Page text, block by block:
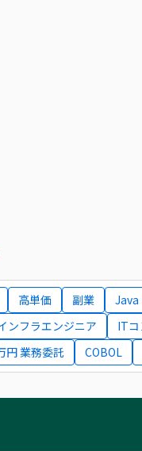
高単価 副業
Java
ンフラエンジニア
IT
円 業務委託 COBOL